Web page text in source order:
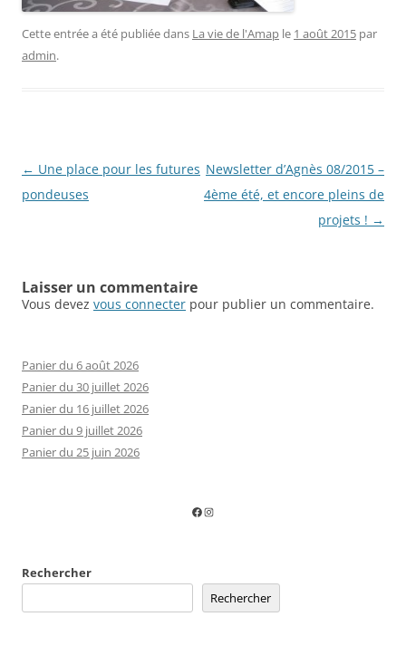
Cette entrée a été publiée dans La vie de l'Amap le 1 août 2015 par
admin.
Navigation
des
← Une place pour les futures
pondeuses
Newsletter d’Agnès 08/2015 –
4ème été, et encore pleins de
projets ! →
Laisser un commentaire
Vous devez vous connecter pour publier un commentaire.
Panier du 6 août 2026
Panier du 30 juillet 2026
Panier du 16 juillet 2026
Panier du 9 juillet 2026
Panier du 25 juin 2026
Facebook
Instagram
Rechercher
Rechercher